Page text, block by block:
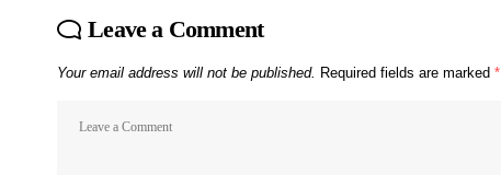
Leave a Comment
Your email address will not be published. Required fields are marked *